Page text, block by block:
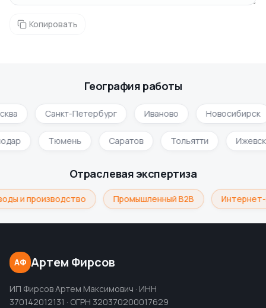
Копировать
География работы
Санкт-Петербург Иваново Новосибирск
Тюмень Саратов Тольятти
Отраслевая экспертиза
и производство Промышленный B2B
АФ Артем Фирсов
ИП Фирсов Артем Максимович · ИНН
370142012131 · ОГРН 320370200017629